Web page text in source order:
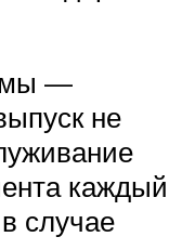
—
не
каждый
случае